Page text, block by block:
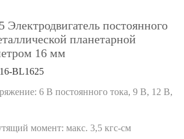
Электродвигатель постоянного
планетарной
16 мм
BL1625
6 В постоянного тока, 9 В, 12 В,
момент: макс. 3,5 кгс-см